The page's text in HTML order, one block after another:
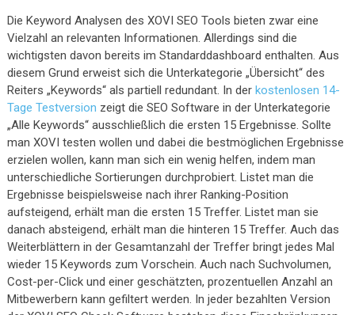
Die Keyword Analysen des XOVI SEO Tools bieten zwar eine
Vielzahl an relevanten Informationen. Allerdings sind die
wichtigsten davon bereits im Standarddashboard enthalten. Aus
diesem Grund erweist sich die Unterkategorie „Übersicht“ des
Reiters „Keywords“ als partiell redundant. In der kostenlosen 14-
Tage Testversion zeigt die SEO Software in der Unterkategorie
„Alle Keywords“ ausschließlich die ersten 15 Ergebnisse. Sollte
man XOVI testen wollen und dabei die bestmöglichen Ergebnisse
erzielen wollen, kann man sich ein wenig helfen, indem man
unterschiedliche Sortierungen durchprobiert. Listet man die
Ergebnisse beispielsweise nach ihrer Ranking-Position
aufsteigend, erhält man die ersten 15 Treffer. Listet man sie
danach absteigend, erhält man die hinteren 15 Treffer. Auch das
Weiterblättern in der Gesamtanzahl der Treffer bringt jedes Mal
wieder 15 Keywords zum Vorschein. Auch nach Suchvolumen,
Cost-per-Click und einer geschätzten, prozentuellen Anzahl an
Mitbewerbern kann gefiltert werden. In jeder bezahlten Version